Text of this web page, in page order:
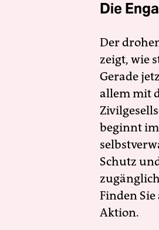
Die
Der
zeigt, wie
Gerade
allem mit
beginnt
Schutz
Finden
Aktion.